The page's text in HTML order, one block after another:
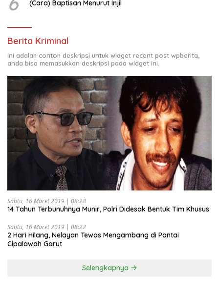
(Cara) Baptisan Menurut Injil
Berita Kriminal
Ini adalah contoh deskripsi untuk widget recent post wpberita,
anda bisa memasukkan deskripsi pada widget ini.
Sabtu, 16 Maret 2019 | 08:28
14 Tahun Terbunuhnya Munir, Polri Didesak Bentuk Tim Khusus
Sabtu, 16 Maret 2019 | 08:22
2 Hari Hilang, Nelayan Tewas Mengambang di Pantai
Cipalawah Garut
Selengkapnya